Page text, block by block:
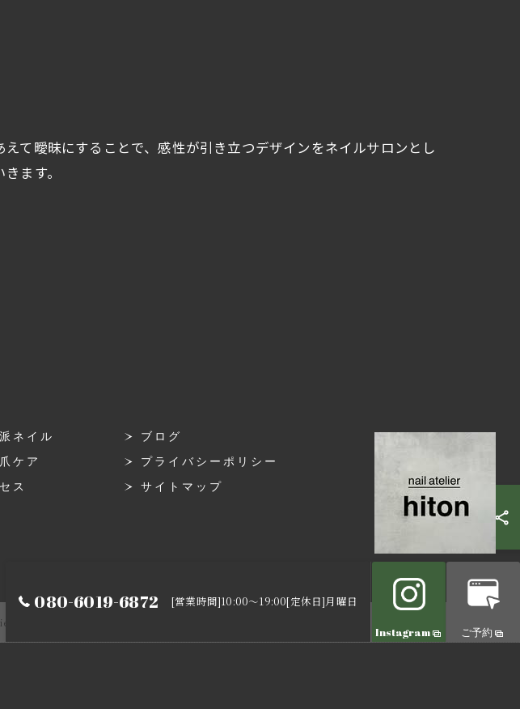
て曖昧にすることで、感性が引き立つデザインをネイルサロンとし
ます。
080-6019-6872 [営業時間]10:00～19:00[定休日]月曜日
Instagram ご予約
ネイル
ケア
ス
ブログ
プライバシーポリシー
サイトマップ
hiton ALL RIGHTS RESERVED.
ら